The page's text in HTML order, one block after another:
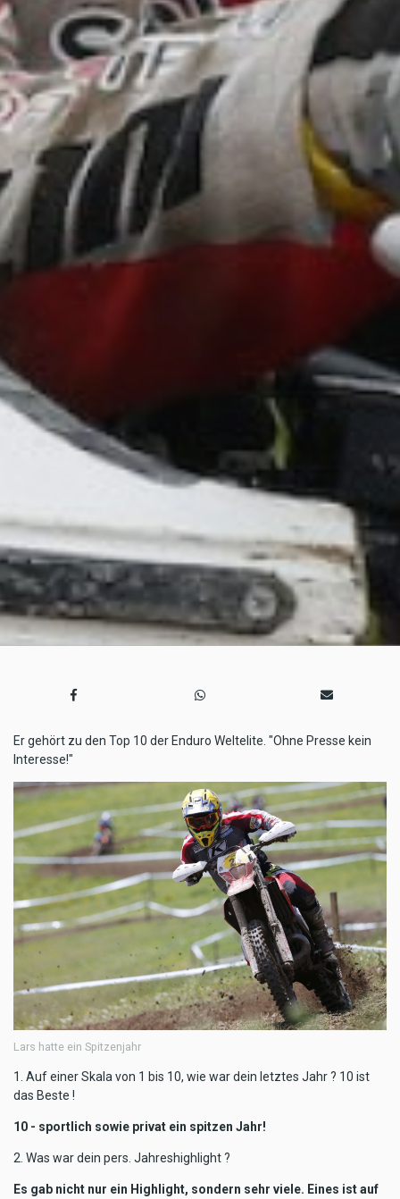
Er gehört zu den Top 10 der Enduro Weltelite. "Ohne Presse kein
Interesse!"
Lars hatte ein Spitzenjahr
1. Auf einer Skala von 1 bis 10, wie war dein letztes Jahr ? 10 ist
das Beste !
10 - sportlich sowie privat ein spitzen Jahr!
2. Was war dein pers. Jahreshighlight ?
Es gab nicht nur ein Highlight, sondern sehr viele. Eines ist auf